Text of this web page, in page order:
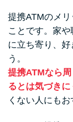
提携ATMのメリ
ことです。家
に立ち寄り、
う。
提携ATMなら
るとは気づきに
くない人にもお